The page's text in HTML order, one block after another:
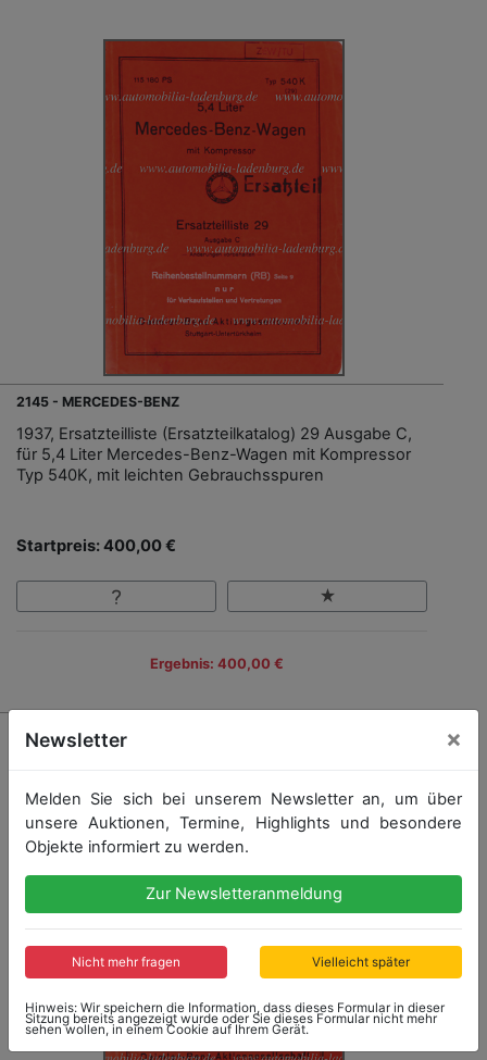
2145 - MERCEDES-BENZ
1937, Ersatzteilliste (Ersatzteilkatalog) 29 Ausgabe C,
für 5,4 Liter Mercedes-Benz-Wagen mit Kompressor
Typ 540K, mit leichten Gebrauchsspuren
Startpreis: 400,00 €
Ergebnis: 400,00 €
Newsletter ×
Melden Sie sich bei unserem Newsletter an, um über
unsere Auktionen, Termine, Highlights und besondere
Objekte informiert zu werden.
Zur Newsletteranmeldung
Nicht mehr fragen Vielleicht später
Hinweis: Wir speichern die Information, dass dieses Formular in dieser
Sitzung bereits angezeigt wurde oder Sie dieses Formular nicht mehr
sehen wollen, in einem Cookie auf Ihrem Gerät.